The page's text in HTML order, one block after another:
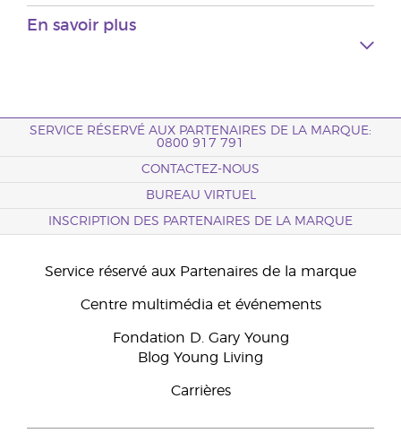
En savoir plus
SERVICE RÉSERVÉ AUX PARTENAIRES DE LA MARQUE:
0800 917 791
CONTACTEZ-NOUS
BUREAU VIRTUEL
INSCRIPTION DES PARTENAIRES DE LA MARQUE
Service réservé aux Partenaires de la marque
Centre multimédia et événements
Fondation D. Gary Young
Blog Young Living
Carrières